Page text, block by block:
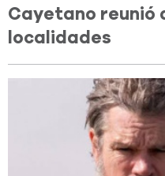
Cayetano reunió
localidades